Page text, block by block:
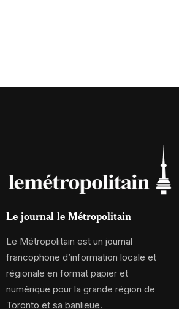
Le journal le Métropolitain
Le Métropolitain est un journal
francophone d’information locale et
régionale en format papier et
numérique pour la grande région de
Toronto et sa banlieue.